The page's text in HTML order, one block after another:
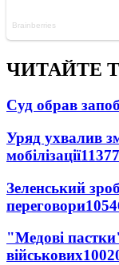
ЧИТАЙТЕ
Суд обрав
Уряд ухвалив
мобілізації11377
Зеленський
переговори
"Медові
військових